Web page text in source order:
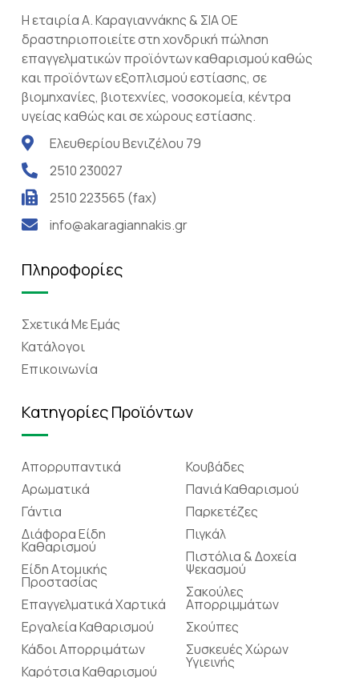
Η εταιρία Α. Καραγιαννάκης & ΣΙΑ ΟΕ
δραστηριοποιείτε στη χονδρική πώληση
επαγγελματικών προϊόντων καθαρισμού καθώς
και προϊόντων εξοπλισμού εστίασης, σε
βιομηχανίες, βιοτεχνίες, νοσοκομεία, κέντρα
υγείας καθώς και σε χώρους εστίασης.
Ελευθερίου Βενιζέλου 79
2510 230027
2510 223565 (fax)
info@akaragiannakis.gr
Πληροφορίες
Σχετικά Mε Eμάς
Κατάλογοι
Επικοινωνία
Κατηγορίες Προϊόντων
Απορρυπαντικά
Αρωματικά
Γάντια
Διάφορα Είδη
Καθαρισμού
Είδη Ατομικής
Προστασίας
Επαγγελματικά Χαρτικά
Εργαλεία Καθαρισμού
Κάδοι Απορριμάτων
Καρότσια Καθαρισμού
Κουβάδες
Πανιά Καθαρισμού
Παρκετέζες
Πιγκάλ
Πιστόλια & Δοχεία
Ψεκασμού
Σακούλες
Απορριμμάτων
Σκούπες
Συσκευές Χώρων
Υγιεινής